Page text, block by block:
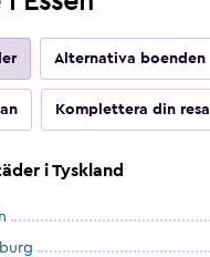
Alternativa boenden
Komplettera din resa
i Tyskland